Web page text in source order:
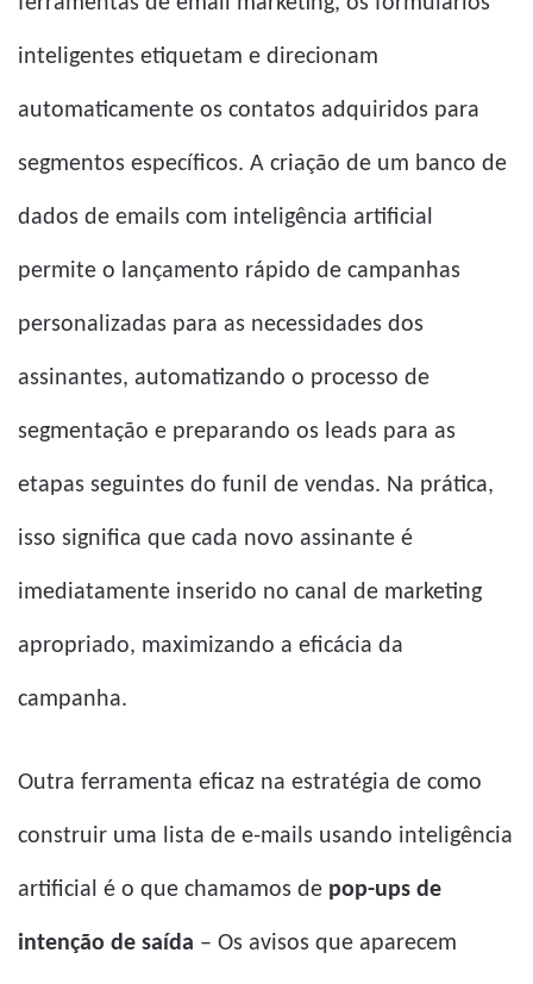
inteligentes etiquetam e direcionam
automaticamente os contatos adquiridos para
segmentos específicos. A criação de um banco de
dados de emails com inteligência artificial
permite o lançamento rápido de campanhas
personalizadas para as necessidades dos
assinantes, automatizando o processo de
segmentação e preparando os leads para as
etapas seguintes do funil de vendas. Na prática,
isso significa que cada novo assinante é
imediatamente inserido no canal de marketing
apropriado, maximizando a eficácia da
campanha.
Outra ferramenta eficaz na estratégia de como
construir uma lista de e-mails usando inteligência
artificial é o que chamamos de pop-ups de
intenção de saída – Os avisos que aparecem